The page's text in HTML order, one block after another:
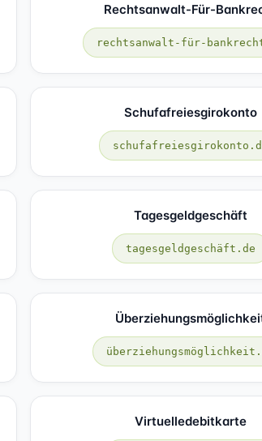
Rechtsanwalt-Für-
rechtsanwalt-für-
Schufafreiesgirokonto
Tagesgeldgeschäft
tagesgeldgeschäft.de
Virtuelledebitkarte